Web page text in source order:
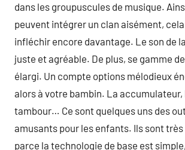
dans les groupuscules de musique.
peuvent intégrer un clan aisément,
infléchir encore davantage. Le son de
juste et agréable. De plus, se gamme
élargi. Un compte options mélodieux
alors à votre bambin. La accumulateur,
tambour… Ce sont quelques uns des
amusants pour les enfants. Ils sont
parce la technologie de base est